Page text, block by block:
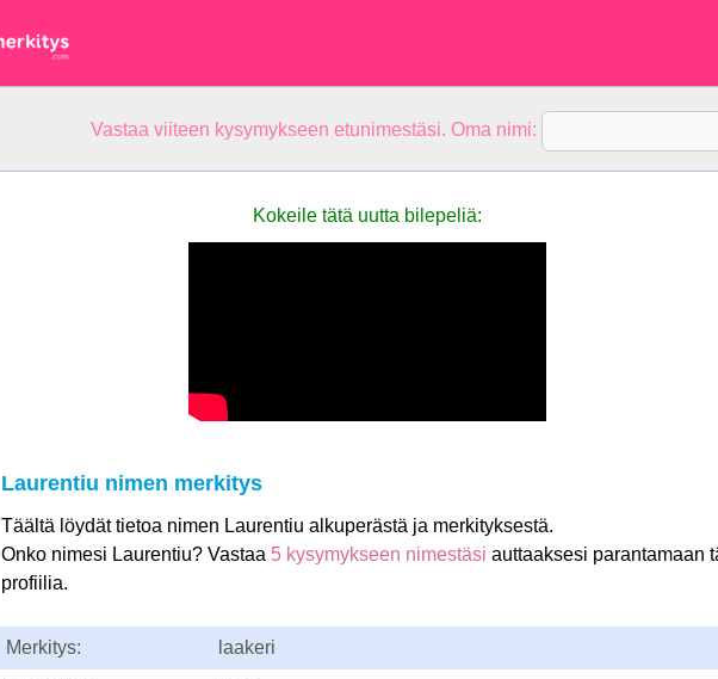
Vastaa viiteen kysymykseen etunimestäsi. Oma nimi:
Kokeile tätä uutta bilepeliä:
Laurentiu nimen merkitys
Täältä löydät tietoa nimen Laurentiu alkuperästä ja merkityksestä.
Onko nimesi Laurentiu? Vastaa 5 kysymykseen nimestäsi auttaaksesi parantamaan
profiilia.
Merkitys: laakeri